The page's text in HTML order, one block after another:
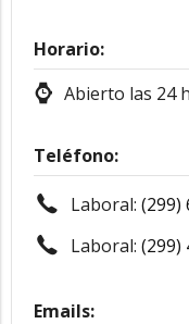
Horario:
Abierto las 24
Teléfono:
Laboral: (299)
Laboral: (299)
Emails: